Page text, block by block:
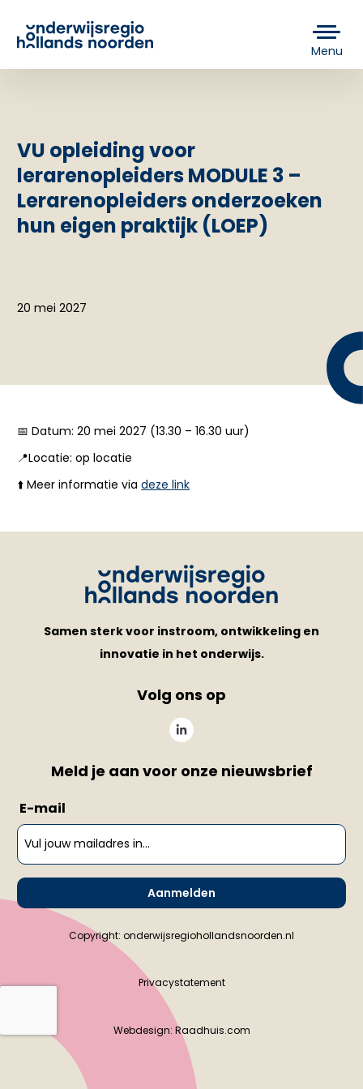
Menu
VU opleiding voor
lerarenopleiders MODULE 3 –
Lerarenopleiders onderzoeken
hun eigen praktijk (LOEP)
20 mei 2027
📅 Datum: 20 mei 2027 (13.30 – 16.30 uur)
📍Locatie: op locatie
⬆️ Meer informatie viadeze link
Samen sterk voor instroom, ontwikkeling en
innovatie in het onderwijs.
Volg ons op
Meld je aan voor onze nieuwsbrief
E-mail
Aanmelden
Copyright: onderwijsregiohollandsnoorden.nl
Privacystatement
Webdesign: Raadhuis.com